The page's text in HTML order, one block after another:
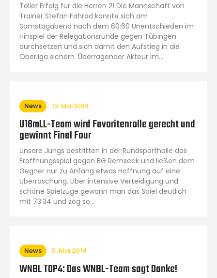
Toller Erfolg für die Herren 2! Die Mannschaft von
Trainer Stefan Fahrad konnte sich am
Samstagabend nach dem 60:60 Unentschieden im
Hinspiel der Relegationsrunde gegen Tübingen
durchsetzen und sich damit den Aufstieg in die
Oberliga sichern. Überragender Akteur im…
News 12. Mai 2014
U18mLL-Team wird Favoritenrolle gerecht und
gewinnt Final Four
Unsere Jungs bestritten in der Rundsporthalle das
Eröffnungsspiel gegen BG Remseck und ließen dem
Gegner nur zu Anfang etwas Hoffnung auf eine
Überraschung. Über intensive Verteidigung und
schöne Spielzüge gewann man das Spiel deutlich
mit 73:34 und zog so…
News 5. Mai 2014
WNBL TOP4: Das WNBL-Team sagt Danke!